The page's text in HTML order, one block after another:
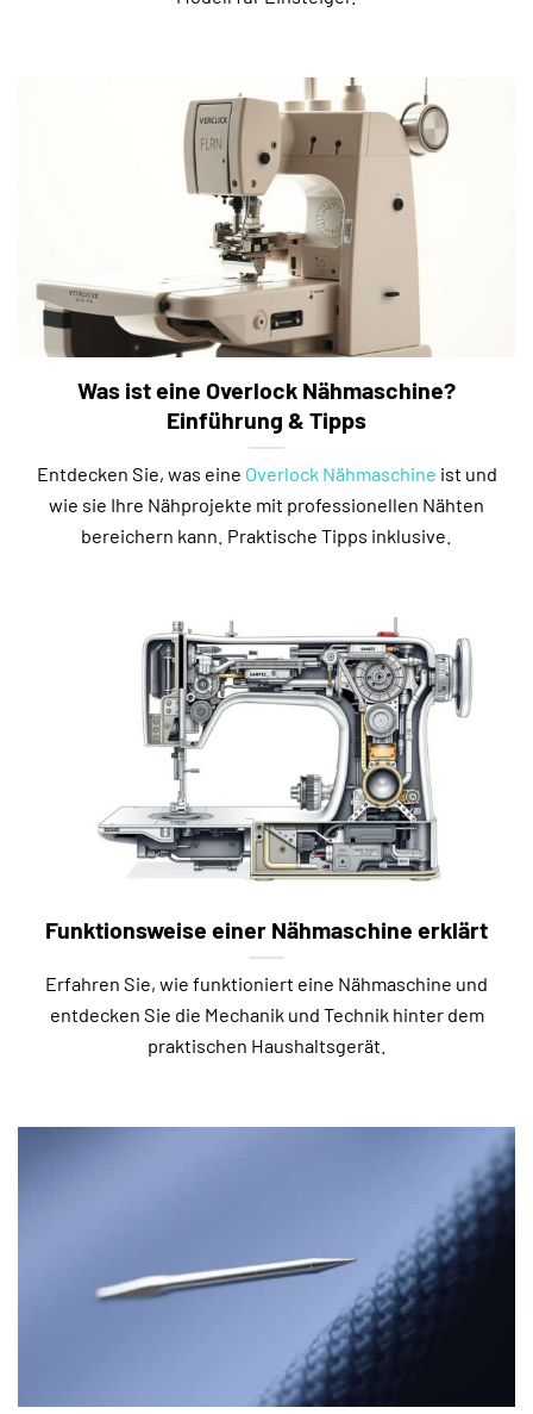
Was ist eine Overlock Nähmaschine?
Einführung & Tipps
Entdecken Sie, was eine Overlock Nähmaschine ist und
wie sie Ihre Nähprojekte mit professionellen Nähten
bereichern kann. Praktische Tipps inklusive.
Funktionsweise einer Nähmaschine erklärt
Erfahren Sie, wie funktioniert eine Nähmaschine und
entdecken Sie die Mechanik und Technik hinter dem
praktischen Haushaltsgerät.